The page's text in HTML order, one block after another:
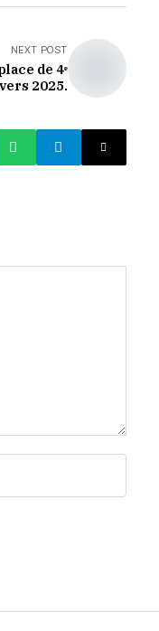
NEXT POST
de 4ᵉ
2025.